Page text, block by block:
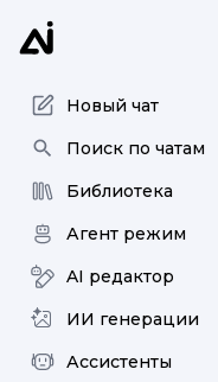
Новый чат
Поиск по чатам
Библиотека
Агент режим
AI редактор
ИИ генерации
Ассистенты